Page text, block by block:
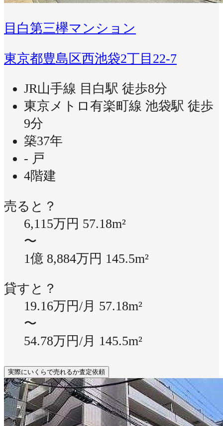
目白第三欅マンション
東京都豊島区西池袋2丁目22-7
JR山手線 目白駅 徒歩8分
東京メトロ有楽町線 池袋駅 徒歩
9分
築37年
- 戸
4階建
売ると？
6,115万円 57.18m²
〜
1億 8,884万円 145.5m²
貸すと？
19.16万円/月 57.18m²
〜
54.78万円/月 145.5m²
実際にいくらで売れるか査定依頼